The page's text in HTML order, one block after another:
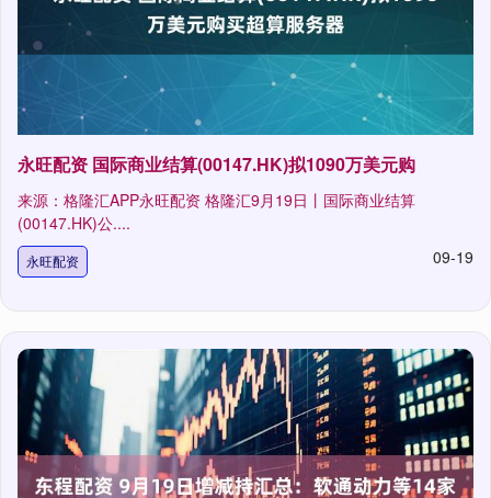
永旺配资 国际商业结算(00147.HK)拟1090万美元购
来源：格隆汇APP永旺配资 格隆汇9月19日丨国际商业结算
(00147.HK)公....
永旺配资 09-19